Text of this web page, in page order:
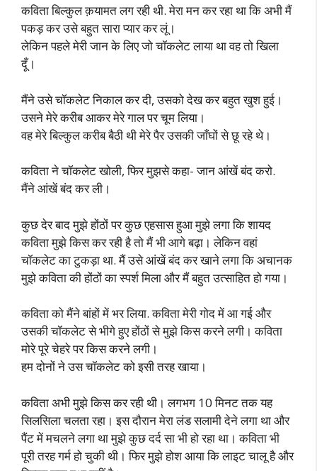
कविता बिल्कुल क़यामत लग रही थी. मेरा मन कर रहा था कि अभी मैं
पकड़ कर उसे बहुत सारा प्यार कर लूं।
लेकिन पहले मेरी जान के लिए जो चॉकलेट लाया था वह तो खिला
दूँ।
मैंने उसे चॉकलेट निकाल कर दी, उसको देख कर बहुत खुश हुई।
उसने मेरे करीब आकर मेरे गाल पर चूम लिया।
वह मेरे बिल्कुल करीब बैठी थी मेरे पैर उसकी जाँघों से छू रहे थे।
कविता ने चॉकलेट खोली, फिर मुझसे कहा- जान आंखें बंद करो.
मैंने आंखें बंद कर ली।
कुछ देर बाद मुझे होंठों पर कुछ एहसास हुआ मुझे लगा कि शायद
कविता मुझे किस कर रही है तो मैं भी आगे बढ़ा। लेकिन वहां
चॉकलेट का टुकड़ा था. मैं उसे आंखें बंद कर खाने लगा कि अचानक
मुझे कविता की होंठों का स्पर्श मिला और मैं बहुत उत्साहित हो गया।
कविता को मैंने बांहों में भर लिया. कविता मेरी गोद में आ गई और
उसकी चॉकलेट से भीगे हुए होंठों से मुझे किस करने लगी। कविता
मोरे पूरे चेहरे पर किस करने लगी।
हम दोनों ने उस चॉकलेट को इसी तरह खाया।
कविता अभी मुझे किस कर रही थी। लगभग 10 मिनट तक यह
सिलसिला चलता रहा। इस दौरान मेरा लंड सलामी देने लगा था और
पैंट में मचलने लगा था मुझे कुछ दर्द सा भी हो रहा था। कविता भी
पूरी तरह गर्म हो चुकी थी। फिर मुझे होश आया कि लाइट चालू है और